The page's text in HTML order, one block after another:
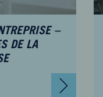
–
DE LA